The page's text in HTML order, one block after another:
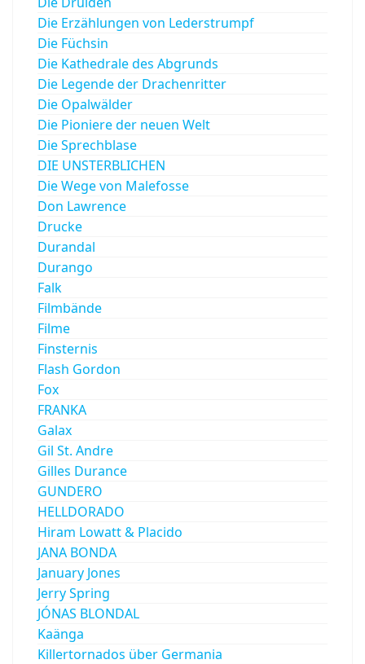
Die Erzählungen von Lederstrumpf
Die Füchsin
Die Kathedrale des Abgrunds
Die Legende der Drachenritter
Die Opalwälder
Die Pioniere der neuen Welt
Die Sprechblase
DIE UNSTERBLICHEN
Die Wege von Malefosse
Don Lawrence
Drucke
Durandal
Durango
Falk
Filmbände
Filme
Finsternis
Flash Gordon
Fox
FRANKA
Galax
Gil St. Andre
Gilles Durance
GUNDERO
HELLDORADO
Hiram Lowatt & Placido
JANA BONDA
January Jones
Jerry Spring
JÓNAS BLONDAL
Kaänga
Killertornados über Germania